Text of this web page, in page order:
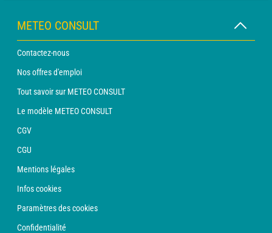
METEO CONSULT
Contactez-nous
Nos offres d'emploi
Tout savoir sur METEO CONSULT
Le modèle METEO CONSULT
CGV
CGU
Mentions légales
Infos cookies
Paramètres des cookies
Confidentialité